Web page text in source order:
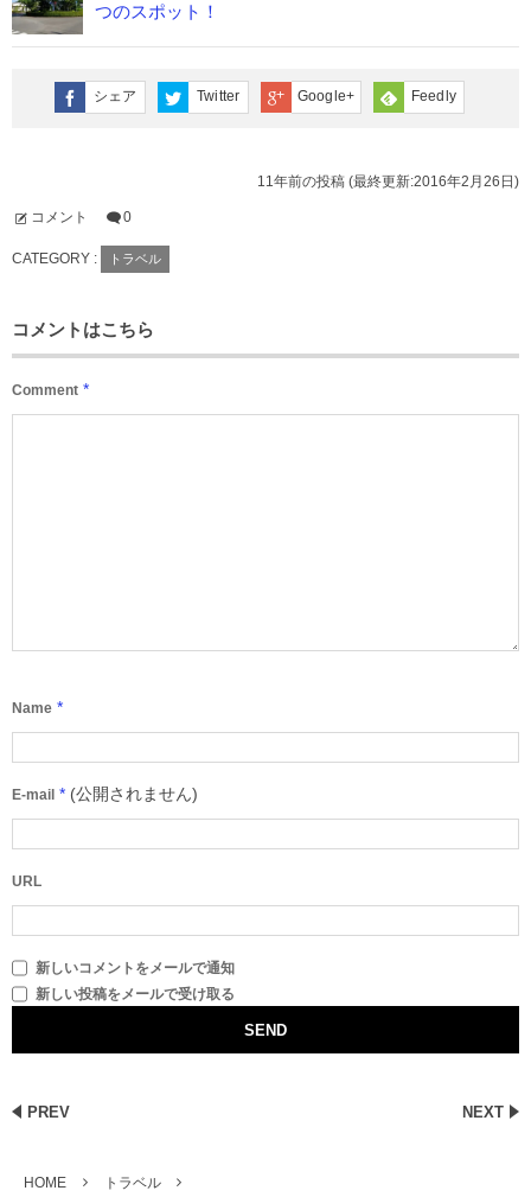
つのスポット！
シェア Twitter Google+ Feedly
11年前の投稿 (最終更新:2016年2月26日)
コメント 0
CATEGORY : トラベル
コメントはこちら
Comment *
Name *
E-mail * (公開されません)
URL
新しいコメントをメールで通知
新しい投稿をメールで受け取る
PREV NEXT
HOME トラベル